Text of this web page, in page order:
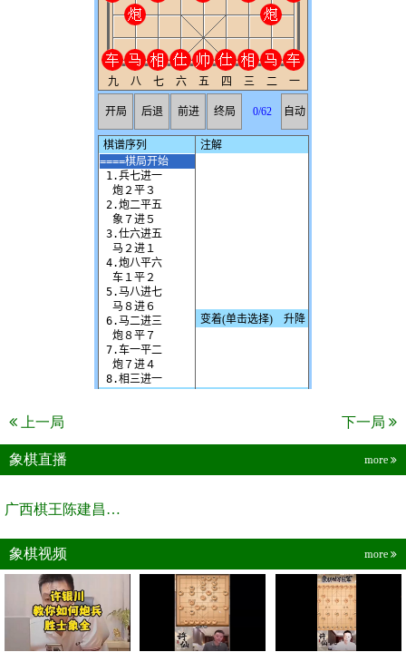
上一局 下一局
象棋直播 more
广西棋王陈建昌直播间
象棋视频 more